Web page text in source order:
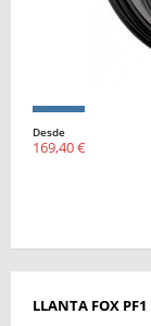
Desde
169,40 €
LLANTA FOX PF1